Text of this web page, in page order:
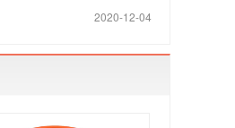
2020-12-04